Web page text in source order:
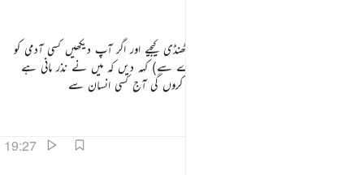
پس آپ کھایئے اور پیجئے اور (اپنی) آنکھیں ٹھنڈی کیجیے اور اگر آپ دیکھیں کسی آدمی کو
(اور وہ آپ سے پوچھے) تو اس سے (اشارے سے) کہہ دیں کہ میں نے نذر مانی ہے
رحمن کے لیے روزے کی لہٰذا میں بات نہیں کروں گی آج کسی انسان سے
19:27